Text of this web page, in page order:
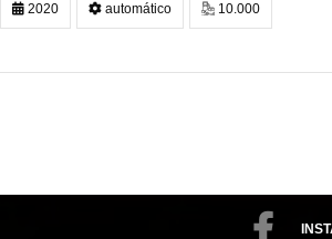
2020 automático 10.000